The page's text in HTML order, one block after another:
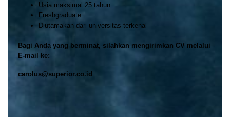
Usia maksimal 25 tahun
Freshgraduate
Diutamakan dari universitas terkenal
Bagi Anda yang berminat, silahkan mengirimkan CV melalui
E-mail ke:
carolus@superior.co.id